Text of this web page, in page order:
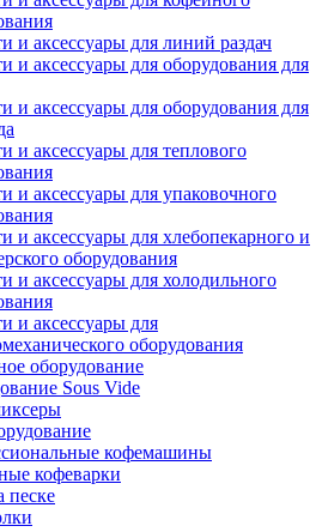
и аксессуары для линий раздач
и аксессуары для оборудования для
и аксессуары для оборудования для
и аксессуары для теплового
и аксессуары для упаковочного
и аксессуары для хлебопекарного и
оборудования
и аксессуары для холодильного
и аксессуары для
оборудования
оборудование
Sous Vide
кофемашины
кофеварки
песке